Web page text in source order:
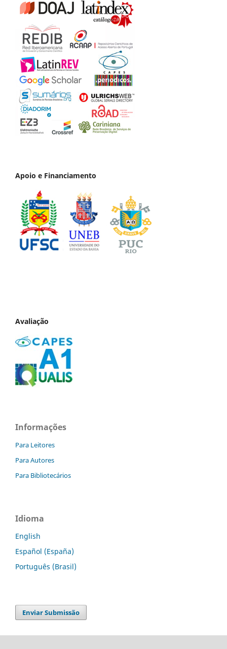
Apoio e Financiamento
Avaliação
Informações
Para Leitores
Para Autores
Para Bibliotecários
Idioma
English
Español (España)
Português (Brasil)
Enviar Submissão